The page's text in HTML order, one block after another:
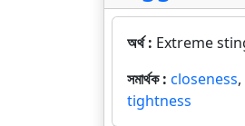
অর্থ : Extreme
সমার্থক : closeness,
tightness